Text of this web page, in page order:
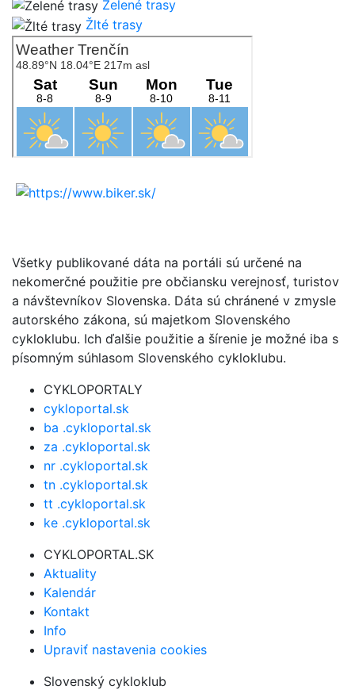
Zelené trasy
Žlté trasy
Všetky publikované dáta na portáli sú určené na
nekomerčné použitie pre občiansku verejnosť, turistov
a návštevníkov Slovenska. Dáta sú chránené v zmysle
autorského zákona, sú majetkom Slovenského
cykloklubu. Ich ďalšie použitie a šírenie je možné iba s
písomným súhlasom Slovenského cykloklubu.
CYKLOPORTALY
cykloportal.sk
ba .cykloportal.sk
za .cykloportal.sk
nr .cykloportal.sk
tn .cykloportal.sk
tt .cykloportal.sk
ke .cykloportal.sk
CYKLOPORTAL.SK
Aktuality
Kalendár
Kontakt
Info
Upraviť nastavenia cookies
Slovenský cykloklub